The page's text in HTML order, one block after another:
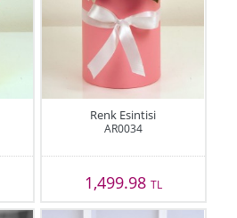
Renk Esintisi
AR0034
1,499.98 TL